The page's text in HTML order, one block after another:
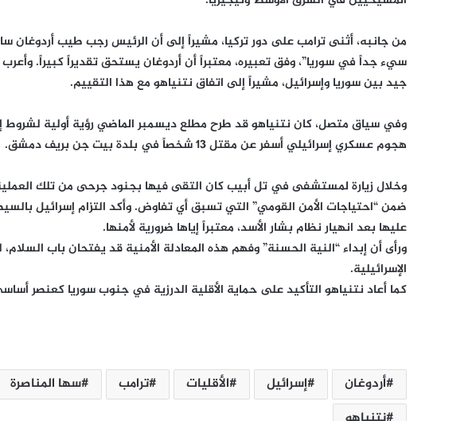
من جانبه، أثنى ترامب على دور تركيا، مشيراً إلى أن الرئيس رجب طيب
سيء جداً في سوريا”، وفق تعبيره، معتبراً أن أردوغان يستحق تقديراً كبيراً.
جيد بين سوريا وإسرائيل، مشيراً إلى اتفاق نتنياهو مع هذا التقييم.
وفي سياق متصل، كان نتنياهو قد طرح مطلع ديسمبر الماضي رؤية أولية لشروط
هجوم عسكري إسرائيلي أسفر عن مقتل 13 شخصاً في بلدة بيت جن بريف دمشق.
وخلال زيارة لمستشفى في تل أبيب كان التقى فيها بجنود جرحى من تلك
ضمن “احتياجات الأمن القومي” التي تسبق أي تفاوض. وأكد التزام إسرائيل
عليها بعد انهيار نظام بشار الأسد، معتبراً إياها ضرورية لأمنها.
ورأى أن إبداء “النية الحسنة” وفهم هذه المعادلة الأمنية قد يفتحان باب
الإسرائيلية.
كما أعاد نتنياهو التأكيد على حماية الأقلية الدرزية في جنوب سوريا كعنصر
أردوغان إسرائيل الأقليات ترامب سها المناصرة